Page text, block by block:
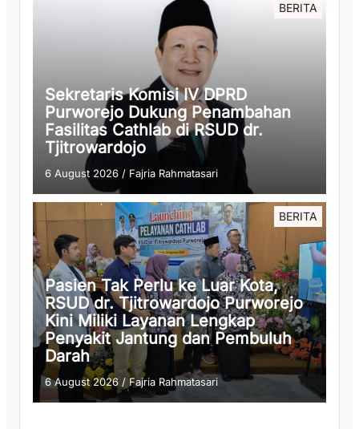
BERITA
Sekretaris Komisi IV DPRD
Purworejo Dukung Penambahan
Fasilitas Cathlab di RSUD dr.
Tjitrowardojo
6 August 2026 / Fajria Rahmatasari
BERITA
Pasien Tak Perlu ke Luar Kota,
RSUD dr. Tjitrowardojo Purworejo
Kini Miliki Layanan Lengkap
Penyakit Jantung dan Pembuluh
Darah
6 August 2026 /Fajria Rahmatasari